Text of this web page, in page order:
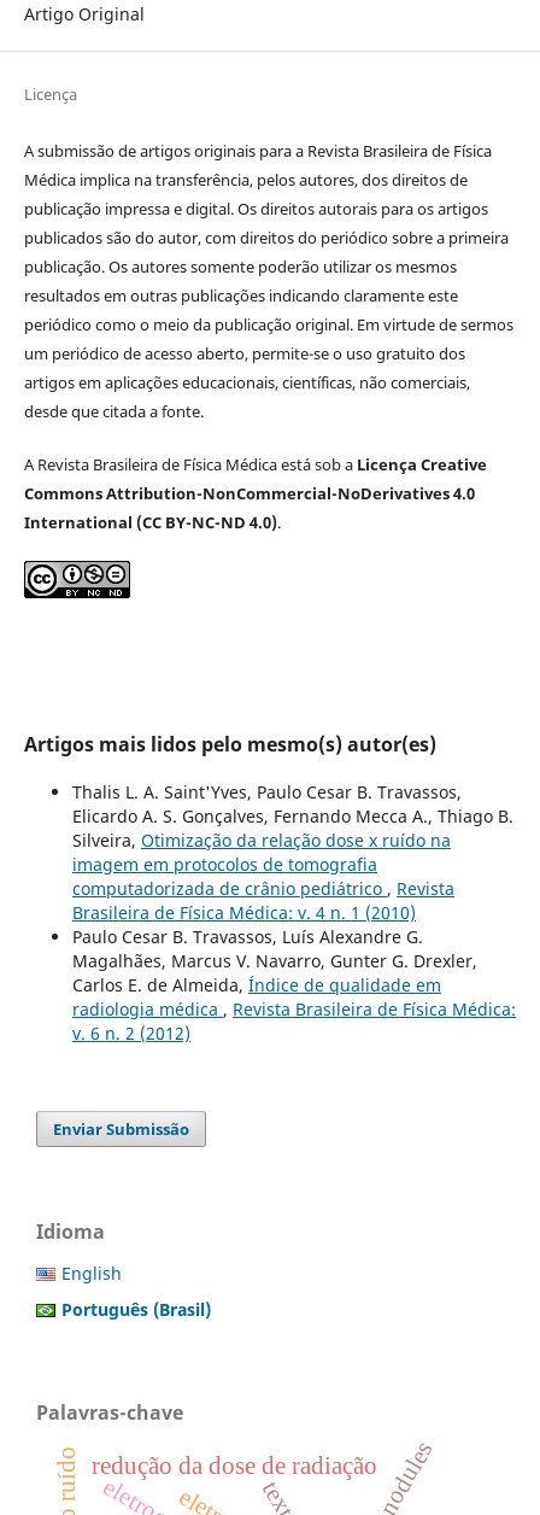
Artigo Original
Licença
A submissão de artigos originais para a Revista Brasileira de Física
Médica implica na transferência, pelos autores, dos direitos de
publicação impressa e digital. Os direitos autorais para os artigos
publicados são do autor, com direitos do periódico sobre a primeira
publicação. Os autores somente poderão utilizar os mesmos
resultados em outras publicações indicando claramente este
periódico como o meio da publicação original. Em virtude de sermos
um periódico de acesso aberto, permite-se o uso gratuito dos
artigos em aplicações educacionais, científicas, não comerciais,
desde que citada a fonte.
A Revista Brasileira de Física Médica está sob a Licença Creative
Commons Attribution-NonCommercial-NoDerivatives 4.0
International (CC BY-NC-ND 4.0).
Artigos mais lidos pelo mesmo(s) autor(es)
Thalis L. A. Saint'Yves, Paulo Cesar B. Travassos,
Elicardo A. S. Gonçalves, Fernando Mecca A., Thiago B.
Silveira, Otimização da relação dose x ruído na
imagem em protocolos de tomografia
computadorizada de crânio pediátrico , Revista
Brasileira de Física Médica: v. 4 n. 1 (2010)
Paulo Cesar B. Travassos, Luís Alexandre G.
Magalhães, Marcus V. Navarro, Gunter G. Drexler,
Carlos E. de Almeida, Índice de qualidade em
radiologia médica , Revista Brasileira de Física Médica:
v. 6 n. 2 (2012)
Enviar Submissão
Idioma
English
Português (Brasil)
Palavras-chave
redução da dose de radiação